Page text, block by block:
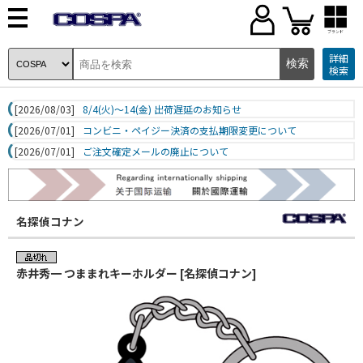
ブランド
詳細
検索
[2026/08/03]
8/4(火)～14(金) 出荷遅延のお知らせ
[2026/07/01]
コンビニ・ペイジー決済の支払期限変更について
[2026/07/01]
ご注文確定メールの廃止について
名探偵コナン
赤井秀一 つままれキーホルダー [名探偵コナン]